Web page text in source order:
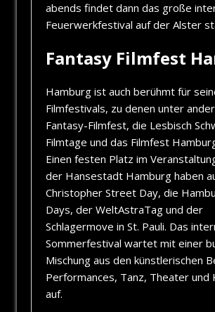
abends findet dann das große
Feuerwerkfestival auf der Alster
Fantasy Filmfest
Hamburg ist auch berühmt für
Filmfestivals, zu denen unter
Fantasy-Filmfest, die Lesbisch
Filmtage und das Filmfest
Einen festen Platz im
der Hansestadt Hamburg haben
Christopher Street Day, die
Days, der WeltAstraTag und der
Schlagermove in St. Pauli. Das
Sommerfestival wartet mit einer
Mischung aus den künstlerischen
Performances, Tanz, Theater und
auf.